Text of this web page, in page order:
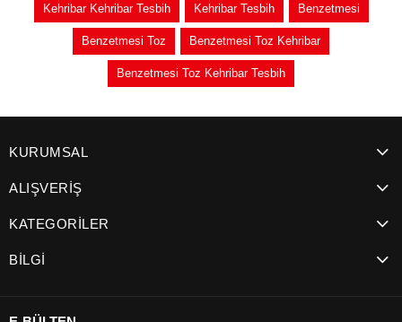
Kehribar Kehribar Tesbih Kehribar Tesbih Benzetmesi
Benzetmesi Toz Benzetmesi Toz Kehribar
Benzetmesi Toz Kehribar Tesbih
KURUMSAL
ALIŞVERİŞ
KATEGORİLER
BİLGİ